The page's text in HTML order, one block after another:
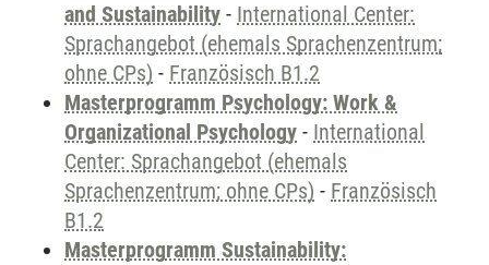
and Sustainability - International Center:
Sprachangebot (ehemals Sprachenzentrum;
ohne CPs) - Französisch B1.2
Masterprogramm Psychology: Work &
Organizational Psychology - International
Center: Sprachangebot (ehemals
Sprachenzentrum; ohne CPs) - Französisch
B1.2
Masterprogramm Sustainability: